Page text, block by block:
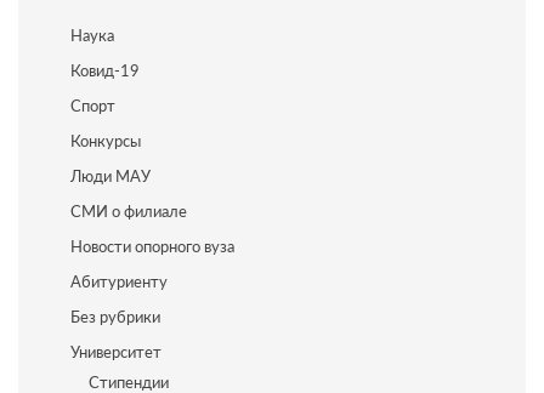
Наука
Ковид-19
Спорт
Конкурсы
Люди МАУ
СМИ о филиале
Новости опорного вуза
Абитуриенту
Без рубрики
Университет
Стипендии